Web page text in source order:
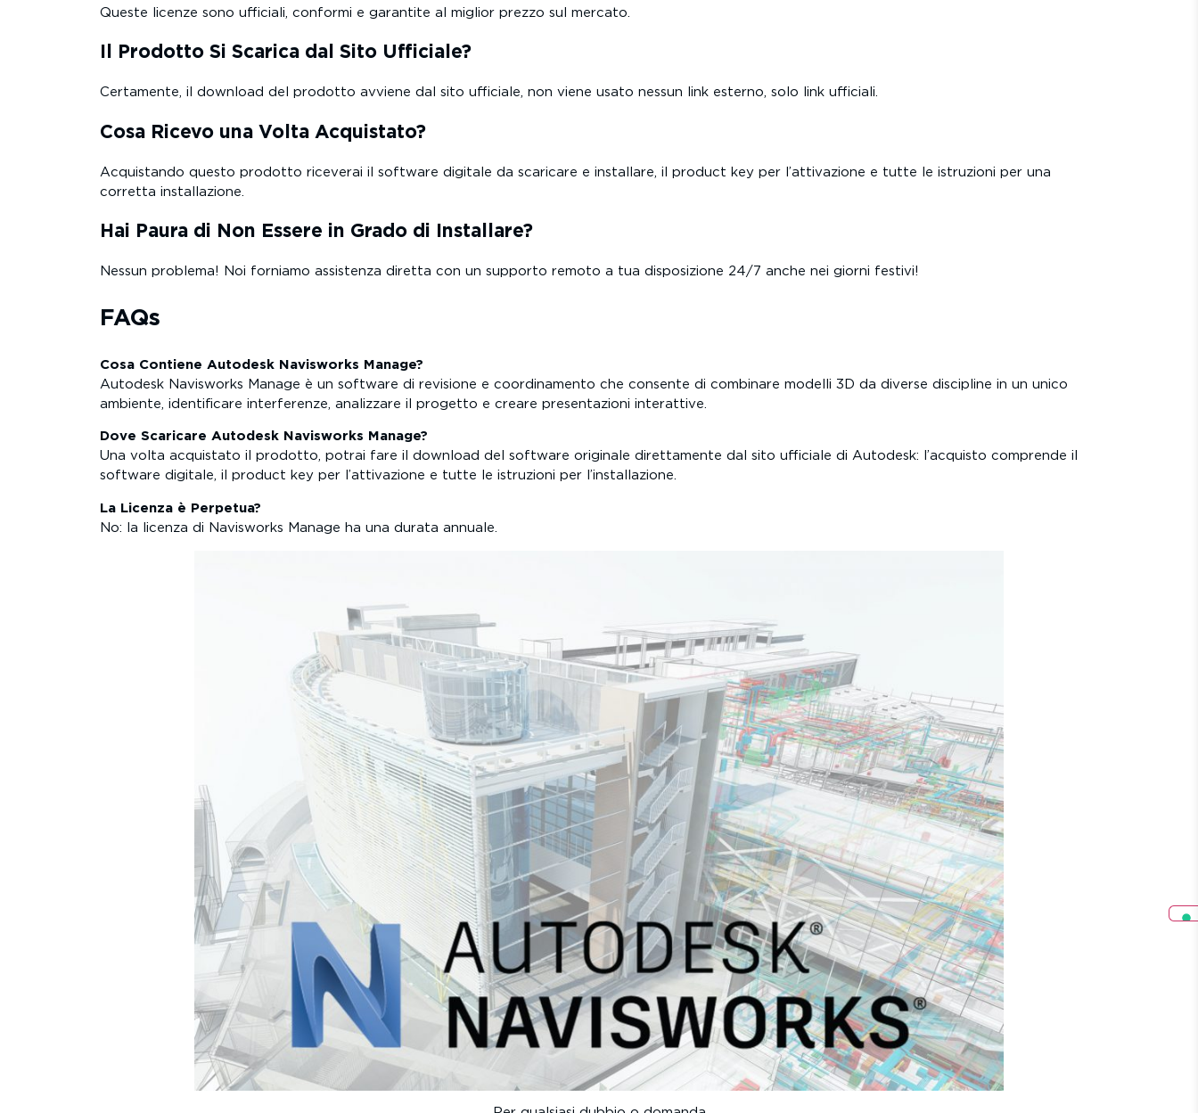
Queste licenze sono ufficiali, conformi e garantite al miglior prezzo sul mercato.
Il Prodotto Si Scarica dal Sito Ufficiale?
Certamente, il download del prodotto avviene dal sito ufficiale, non viene usato nessun link esterno, solo link ufficiali.
Cosa Ricevo una Volta Acquistato?
Acquistando questo prodotto riceverai il software digitale da scaricare e installare, il product key per l’attivazione e tutte le istruzioni per una
corretta installazione.
Hai Paura di Non Essere in Grado di Installare?
Nessun problema! Noi forniamo assistenza diretta con un supporto remoto a tua disposizione 24/7 anche nei giorni festivi!
FAQs
Cosa Contiene Autodesk Navisworks Manage?
Autodesk Navisworks Manage è un software di revisione e coordinamento che consente di combinare modelli 3D da diverse discipline in un unico
ambiente, identificare interferenze, analizzare il progetto e creare presentazioni interattive.
Dove Scaricare Autodesk Navisworks Manage?
Una volta acquistato il prodotto, potrai fare il download del software originale direttamente dal sito ufficiale di Autodesk: l’acquisto comprende il
software digitale, il product key per l’attivazione e tutte le istruzioni per l’installazione.
La Licenza è Perpetua?
No: la licenza di Navisworks Manage ha una durata annuale.